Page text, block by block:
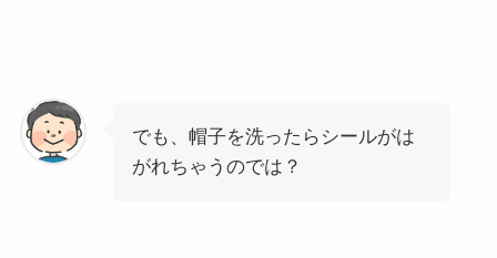
でも、帽子を洗ったらシールがは
がれちゃうのでは？